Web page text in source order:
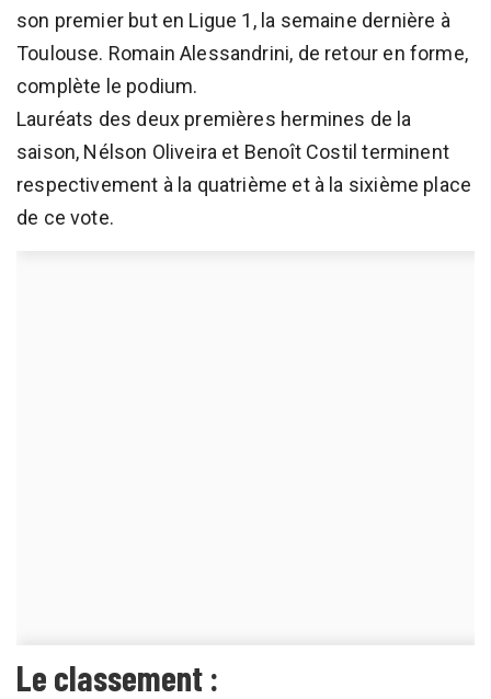
son premier but en Ligue 1, la semaine dernière à
Toulouse. Romain Alessandrini, de retour en forme,
complète le podium.
Lauréats des deux premières hermines de la
saison, Nélson Oliveira et Benoît Costil terminent
respectivement à la quatrième et à la sixième place
de ce vote.
Le classement :